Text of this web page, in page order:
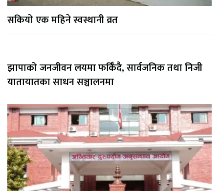
सकियो एक महिने स्वस्थानी व्रत
झापाको जनजीवन लयमा फर्किँदै, सार्वजनिक तथा निजी
यातायातका साधन सञ्चालनमा